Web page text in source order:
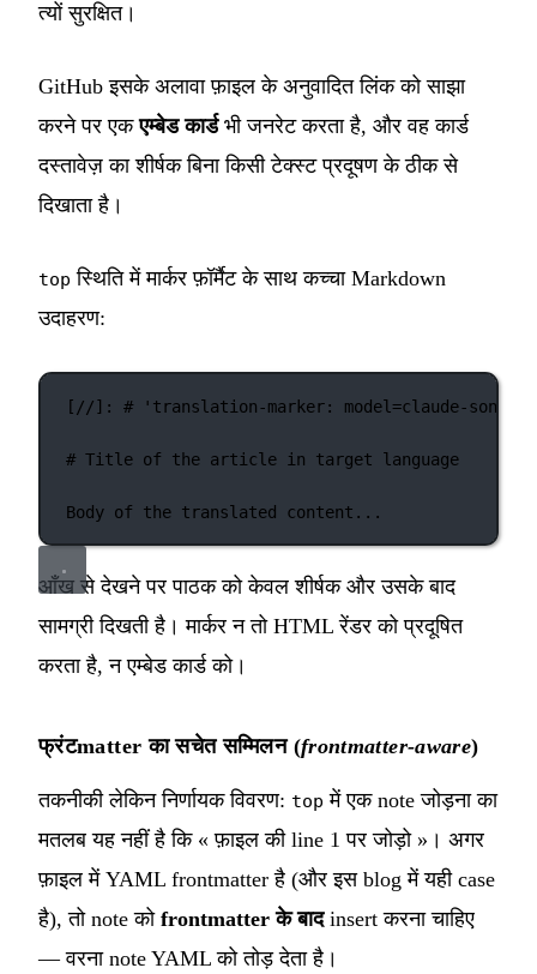
त्यों सुरक्षित।
GitHub इसके अलावा फ़ाइल के अनुवादित लिंक को साझा
करने पर एकएम्बेड कार्डभी जनरेट करता है, और वह कार्ड
दस्तावेज़ का शीर्षक बिना किसी टेक्स्ट प्रदूषण के ठीक से
दिखाता है।
top स्थिति में मार्कर फ़ॉर्मैट के साथ कच्चा Markdown
उदाहरण:
[ //]: # ' translation-marker: model=claude-
# Title of the article in target language
Body of the translated content...
आँख से देखने पर पाठक को केवल शीर्षक और उसके बाद
सामग्री दिखती है। मार्कर न तो HTML रेंडर को प्रदूषित
करता है, न एम्बेड कार्ड को।
फ्रंटmatter का सचेत सम्मिलन (frontmatter-aware)
तकनीकी लेकिन निर्णायक विवरण: top में एक note जोड़ना का
मतलब यह नहीं है कि « फ़ाइल की line 1 पर जोड़ो »। अगर
फ़ाइल में YAML frontmatter है (और इस blog में यही case
है), तो note को frontmatter के बादinsert करना चाहिए
— वरना note YAML को तोड़ देता है।